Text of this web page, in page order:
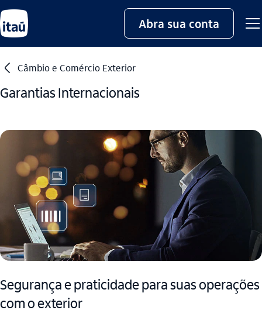
Abra sua conta
seta_esquerda Câmbio e Comércio Exterior
Garantias Internacionais
Segurança e praticidade para suas operações
com o exterior